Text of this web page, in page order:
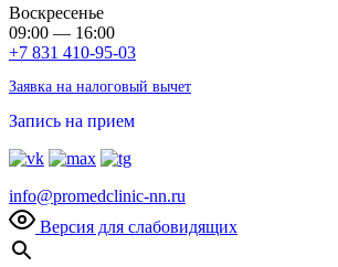
Воскресенье
09:00 — 16:00
+7 831 410-95-03
Заявка на налоговый вычет
Запись на прием
info@promedclinic-nn.ru
Версия для слабовидящих